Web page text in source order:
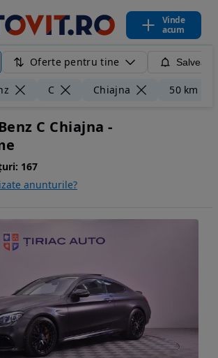
Vinde
acum
Oferte pentru tine
C Chiajna 50 km
C Chiajna -
167
anunturile?